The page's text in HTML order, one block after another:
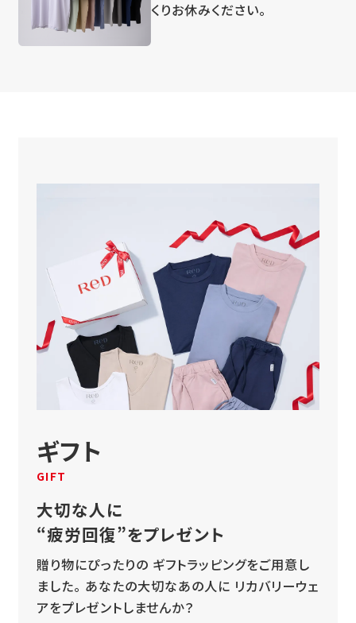
くりお休みください。
ギフト
GIFT
大切な人に
“疲労回復”をプレゼント
贈り物にぴったりの ギフトラッピングをご用意し
ました。 あなたの大切なあの人に リカバリーウェ
アをプレゼントしませんか？